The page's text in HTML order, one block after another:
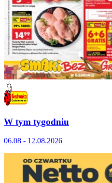
W tym tygodniu
06.08 - 12.08.2026